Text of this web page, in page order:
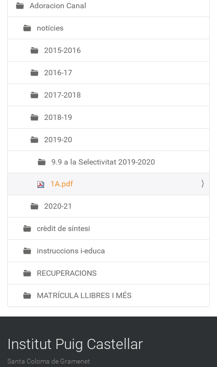
N
a
e
a
Adoracion Canal
notícies
2015-2016
2016-17
2017-2018
2018-19
2019-20
9.9 a la Selectivitat 2019-2020
1A.pdf
2020-21
crèdit de síntesi
instruccions i-educa
RECUPERACIONS
MATRÍCULA LLIBRES I MÉS
Institut Puig Castellar
Santa Coloma de Gramenet